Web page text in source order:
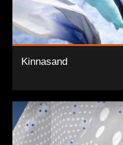
Kinnasand